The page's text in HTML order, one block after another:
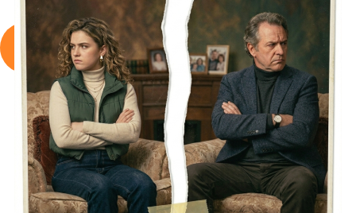
Arhīvs
Viņi bija LAMPĀ 2026
Jaunumi
Ziedo
Veikals
Kontakti